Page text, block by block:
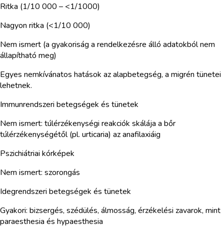
Ritka (1/10 000 – <1/1000)
Nagyon ritka (<1/10 000)
Nem ismert (a gyakoriság a rendelkezésre álló adatokból nem
állapítható meg)
Egyes nemkívánatos hatások az alapbetegség, a migrén tünetei
lehetnek.
Immunrendszeri betegségek és tünetek
Nem ismert: túlérzékenységi reakciók skálája a bőr
túlérzékenységétől (pl. urticaria) az anafilaxiáig
Pszichiátriai kórképek
Nem ismert: szorongás
Idegrendszeri betegségek és tünetek
Gyakori: bizsergés, szédülés, álmosság, érzékelési zavarok, mint
paraesthesia és hypaesthesia